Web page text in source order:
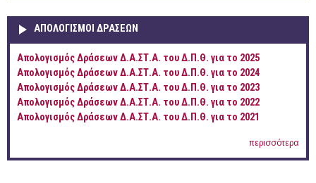
ΑΠΟΛΟΓΙΣΜΟΊ ΔΡΆΣΕΩΝ
Απολογισμός Δράσεων Δ.Α.ΣΤ.Α. του Δ.Π.Θ. για το 2025
Απολογισμός Δράσεων Δ.Α.ΣΤ.Α. του Δ.Π.Θ. για το 2024
Απολογισμός Δράσεων Δ.Α.ΣΤ.Α. του Δ.Π.Θ. για το 2023
Απολογισμός Δράσεων Δ.Α.ΣΤ.Α. του Δ.Π.Θ. για το 2022
Απολογισμός Δράσεων Δ.Α.ΣΤ.Α. του Δ.Π.Θ. για το 2021
περισσότερα